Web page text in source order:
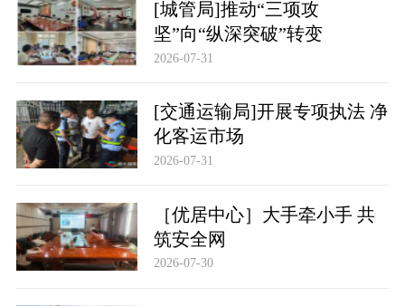
[城管局]推动“三项攻
坚”向“纵深突破”转变
2026-07-31
[交通运输局]开展专项执法 净
化客运市场
2026-07-31
［优居中心］大手牵小手 共
筑安全网
2026-07-30